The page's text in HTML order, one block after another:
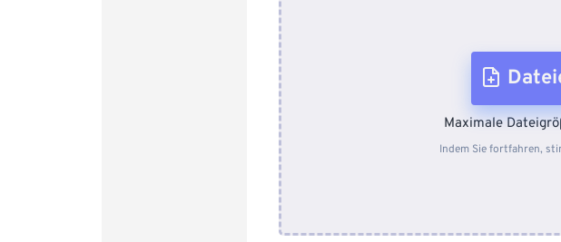
Maximale
Indem Sie fortfahren,